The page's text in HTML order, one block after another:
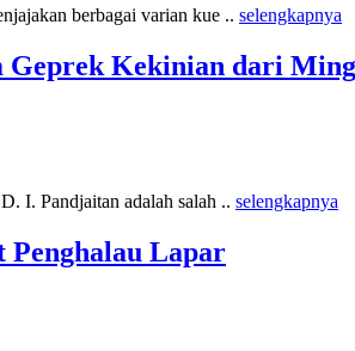
berbagai varian kue .. selengkapnya
Geprek Kekinian dari
I. Pandjaitan adalah salah .. selengkapnya
Penghalau Lapar